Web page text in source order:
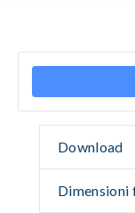
Download
Dimensioni